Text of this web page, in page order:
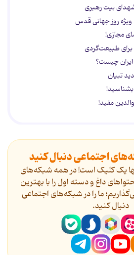
شهدای بیت رهبری
روز جهانی قدس
مجازی!
ایران چیست؟
تبیان
بشناسید!
مفید!
اجتماعی دنبال کنید
یک کلیک است! در همه شبکه‌های
داغ و دسته اول را با بهترین
ما را در شبکه‌های اجتماعی
دنیال کنید.